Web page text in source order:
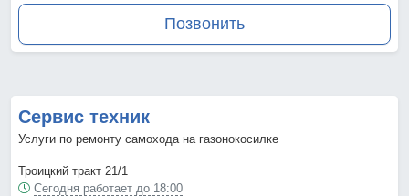
Позвонить
Сервис техник
Услуги по ремонту самохода на газонокосилке
Троицкий тракт 21/1
Сегодня работает до 18:00